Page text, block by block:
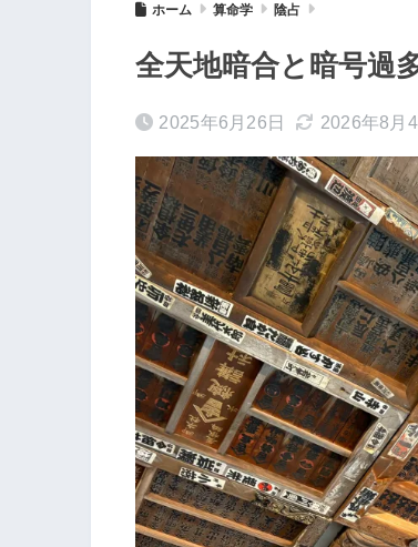
ホーム 算命学 陰占
全天地暗合と暗号過
2025年6月26日 2026年8月4